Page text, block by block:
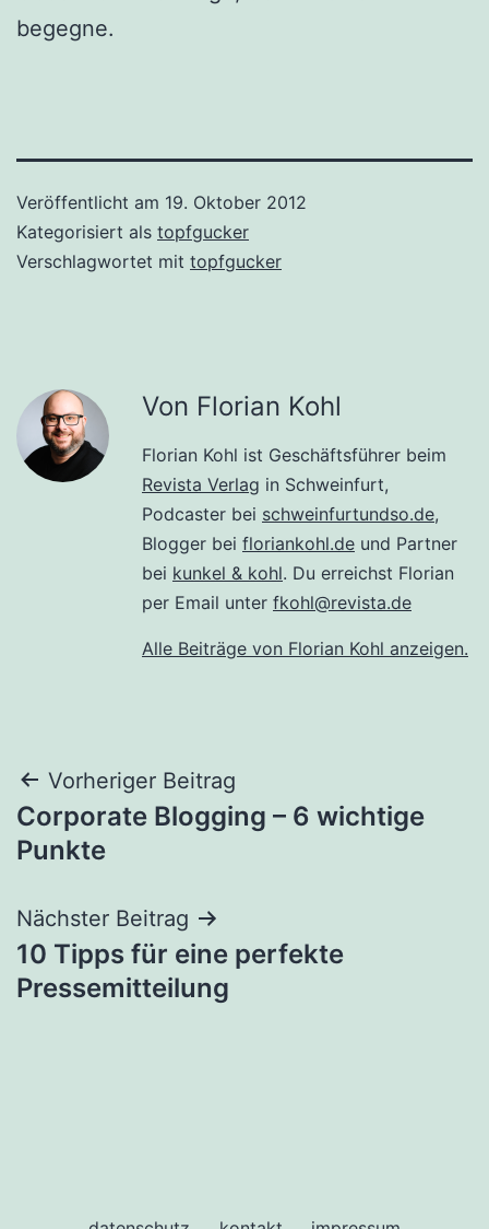
begegne.
Veröffentlicht am 19. Oktober 2012
Kategorisiert als topfgucker
Verschlagwortet mit topfgucker
Von Florian Kohl
Florian Kohl ist Geschäftsführer beim
Revista Verlag in Schweinfurt,
Podcaster bei schweinfurtundso.de,
Blogger bei floriankohl.de und Partner
bei kunkel & kohl. Du erreichst Florian
per Email unter fkohl@revista.de
Alle Beiträge von Florian Kohl anzeigen.
Beitragsnavigation
Vorheriger Beitrag
Corporate Blogging – 6 wichtige
Punkte
Nächster Beitrag
10 Tipps für eine perfekte
Pressemitteilung